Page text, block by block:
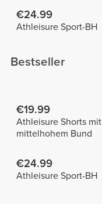
€24.99
Athleisure Sport-BH
Bestseller
€19.99
Athleisure Shorts mit
mittelhohem Bund
€24.99
Athleisure Sport-BH